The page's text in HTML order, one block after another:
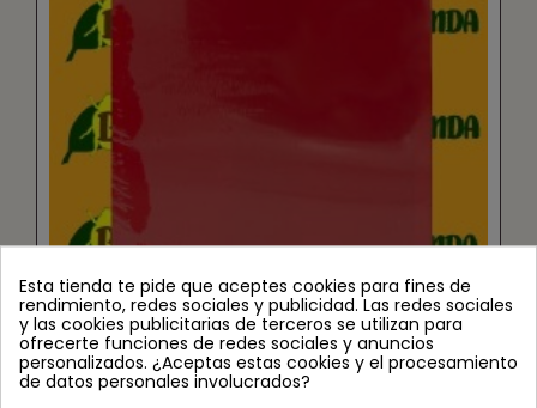
Horiver 20x25 rojo (22 láminas) Trampas
adhesivas
11,99 €
Esta tienda te pide que aceptes cookies para fines de
rendimiento, redes sociales y publicidad. Las redes sociales
y las cookies publicitarias de terceros se utilizan para
ofrecerte funciones de redes sociales y anuncios
personalizados. ¿Aceptas estas cookies y el procesamiento
de datos personales involucrados?